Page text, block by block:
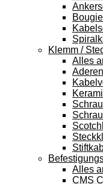
Klemm /
Alles
Alles
CMS